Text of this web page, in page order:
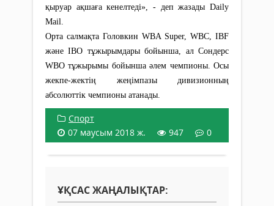
қыруар ақшаға кенелтеді», - деп жазады Daily
Mail.
Орта салмақта Головкин WBA Super, WBC, IBF
және IBO тұжырымдары бойынша, ал Сондерс
WBO тұжырымы бойынша әлем чемпионы. Осы
жекпе-жектің жеңімпазы дивизионның
абсолюттік чемпионы атанады.
Спорт
07 маусым 2018 ж.
947 0
ҰҚСАС ЖАҢАЛЫҚТАР: